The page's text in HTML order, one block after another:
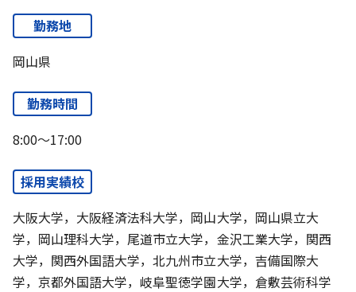
勤務地
岡山県
勤務時間
8:00～17:00
採用実績校
大阪大学，大阪経済法科大学，岡山大学，岡山県立大
学，岡山理科大学，尾道市立大学，金沢工業大学，関西
大学，関西外国語大学，北九州市立大学，吉備国際大
学，京都外国語大学，岐阜聖徳学園大学，倉敷芸術科学